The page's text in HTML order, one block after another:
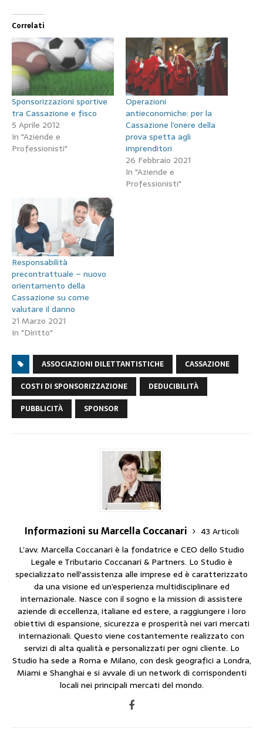
Correlati
Sponsorizzazioni sportive
tra Cassazione e fisco
5 Aprile 2012
In "Aziende e
Professionisti"
Operazioni
antieconomiche: per la
Cassazione l’onere della
prova spetta agli
imprenditori
26 Febbraio 2021
In "Aziende e
Professionisti"
Responsabilità
precontrattuale – nuovo
orientamento della
Cassazione su come
valutare il danno
21 Marzo 2021
In "Diritto"
ASSOCIAZIONI DILETTANTISTICHE
CASSAZIONE
COSTI DI SPONSORIZZAZIONE
DEDUCIBILITÀ
PUBBLICITÀ
SPONSOR
Informazioni su Marcella Coccanari
43 Articoli
L’avv. Marcella Coccanari è la fondatrice e CEO dello Studio
Legale e Tributario Coccanari & Partners. Lo Studio è
specializzato nell'assistenza alle imprese ed è caratterizzato
da una visione ed un’esperienza multidisciplinare ed
internazionale. Nasce con il sogno e la mission di assistere
aziende di eccellenza, italiane ed estere, a raggiungere i loro
obiettivi di espansione, sicurezza e prosperità nei vari mercati
internazionali. Questo viene costantemente realizzato con
servizi di alta qualità e personalizzati per ogni cliente. Lo
Studio ha sede a Roma e Milano, con desk geografici a Londra,
Miami e Shanghai e si avvale di un network di corrispondenti
locali nei principali mercati del mondo.